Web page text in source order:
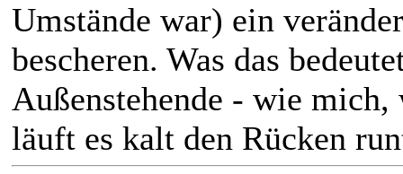
Umstände war) ein
bescheren. Was das
Außenstehende - wie
läuft es kalt den Rücken